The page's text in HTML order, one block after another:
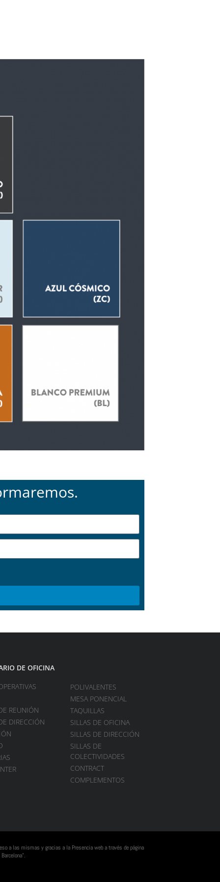
DE OFICINA
REUNIÓN
DIRECCIÓN
POLIVALENTES
MESA PONENCIAL
TAQUILLAS
SILLAS DE OFICINA
SILLAS DE DIRECCIÓN
SILLAS DE
COLECTIVIDADES
CONTRACT
COMPLEMENTOS
a las mismas y gracias a la Presencia web a través de página